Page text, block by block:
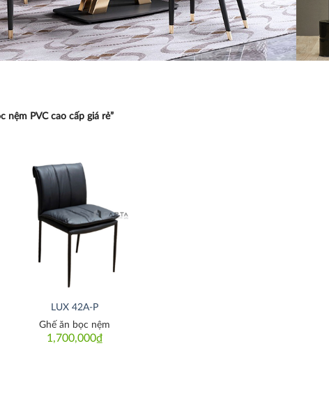
nệm PVC cao cấp giá rẻ”
LUX 42A-P
1,700,000₫
Ghế ăn bọc nệm